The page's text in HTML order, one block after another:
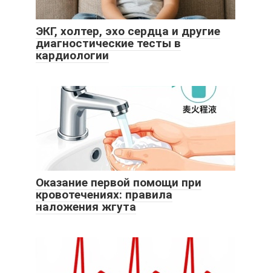
ЭКГ, холтер, эхо сердца и другие
диагностические тесты в
кардиологии
Оказание первой помощи при
кровотечениях: правила
наложения жгута